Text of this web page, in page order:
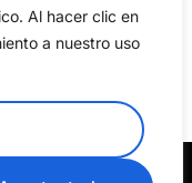
Al hacer clic en
a nuestro uso
la década de
de la IA eran
reservados.